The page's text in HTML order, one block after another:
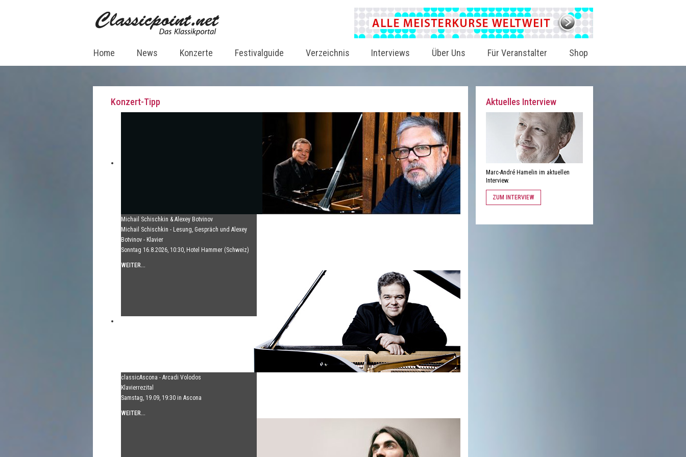
Home News Konzerte Festivalguide Verzeichnis Interviews Über Uns Für Veranstalter Shop
Konzert-Tipp
Michail Schischkin & Alexey Botvinov
Michail Schischkin - Lesung, Gespräch und Alexey
Botvinov - Klavier
Sonntag 16.8.2026, 10:30, Hotel Hammer (Schweiz)
WEITER...
classicAscona - Arcadi Volodos
Klavierrezital
Samstag, 19.09, 19:30 in Ascona
WEITER...
Aktuelles Interview
Marc-André Hamelin im aktuellen
Interview.
ZUM INTERVIEW